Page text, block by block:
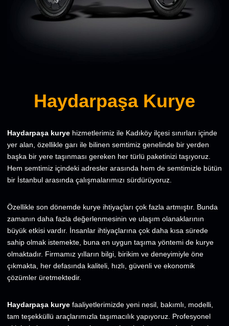
Haydarpaşa Kurye
Haydarpaşa kurye hizmetlerimiz ile Kadıköy ilçesi sınırları içinde
yer alan, özellikle garı ile bilinen semtimiz genelinde bir yerden
başka bir yere taşınması gereken her türlü paketinizi taşıyoruz.
Hem semtimiz içindeki adresler arasında hem de semtimizle bütün
bir İstanbul arasında çalışmalarımızı sürdürüyoruz.
Özellikle son dönemde kurye ihtiyaçları çok fazla artmıştır. Bunda
zamanın daha fazla değerlenmesinin ve ulaşım olanaklarının
büyük etkisi vardır. İnsanlar ihtiyaçlarına çok daha kısa sürede
sahip olmak istemekte, buna en uygun taşıma yöntemi de kurye
olmaktadır. Firmamız yılların bilgi, birikim ve deneyimiyle öne
çıkmakta, her defasında kaliteli, hızlı, güvenli ve ekonomik
çözümler üretmektedir.
Haydarpaşa kurye faaliyetlerimizde yeni nesil, bakımlı, modelli,
tam teşekküllü araçlarımızla taşımacılık yapıyoruz. Profesyonel